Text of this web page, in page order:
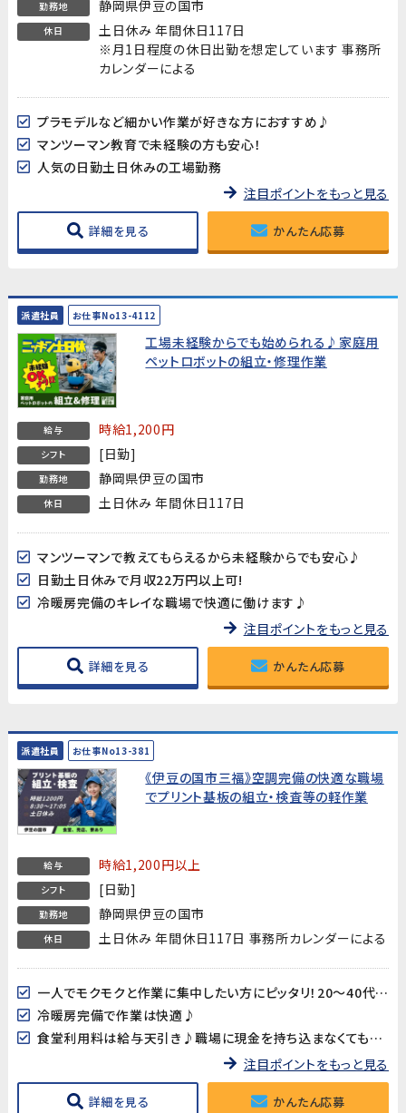
勤務地 静岡県伊豆の国市
休日
土日休み 年間休日117日
※月1日程度の休日出勤を想定しています 事務所
カレンダーによる
プラモデルなど細かい作業が好きな方におすすめ♪
マンツーマン教育で未経験の方も安心！
人気の日勤土日休みの工場勤務
注目ポイントをもっと見る
詳細を見る かんたん応募
派遣社員 お仕事No13-4112
工場未経験からでも始められる♪家庭用
ペットロボットの組立・修理作業
給与 時給1,200円
シフト [日勤]
勤務地 静岡県伊豆の国市
休日 土日休み 年間休日117日
マンツーマンで教えてもらえるから未経験からでも安心♪
日勤土日休みで月収22万円以上可!
冷暖房完備のキレイな職場で快適に働けます♪
注目ポイントをもっと見る
詳細を見る かんたん応募
派遣社員 お仕事No13-381
《伊豆の国市三福》空調完備の快適な職場
でプリント基板の組立・検査等の軽作業
給与 時給1,200円以上
シフト [日勤]
勤務地 静岡県伊豆の国市
休日 土日休み 年間休日117日 事務所カレンダーによる
一人でモクモクと作業に集中したい方にピッタリ！20～40代男女多数活躍中!!
冷暖房完備で作業は快適♪
食堂利用料は給与天引き♪職場に現金を持ち込まなくても大丈夫♪
注目ポイントをもっと見る
詳細を見る かんたん応募